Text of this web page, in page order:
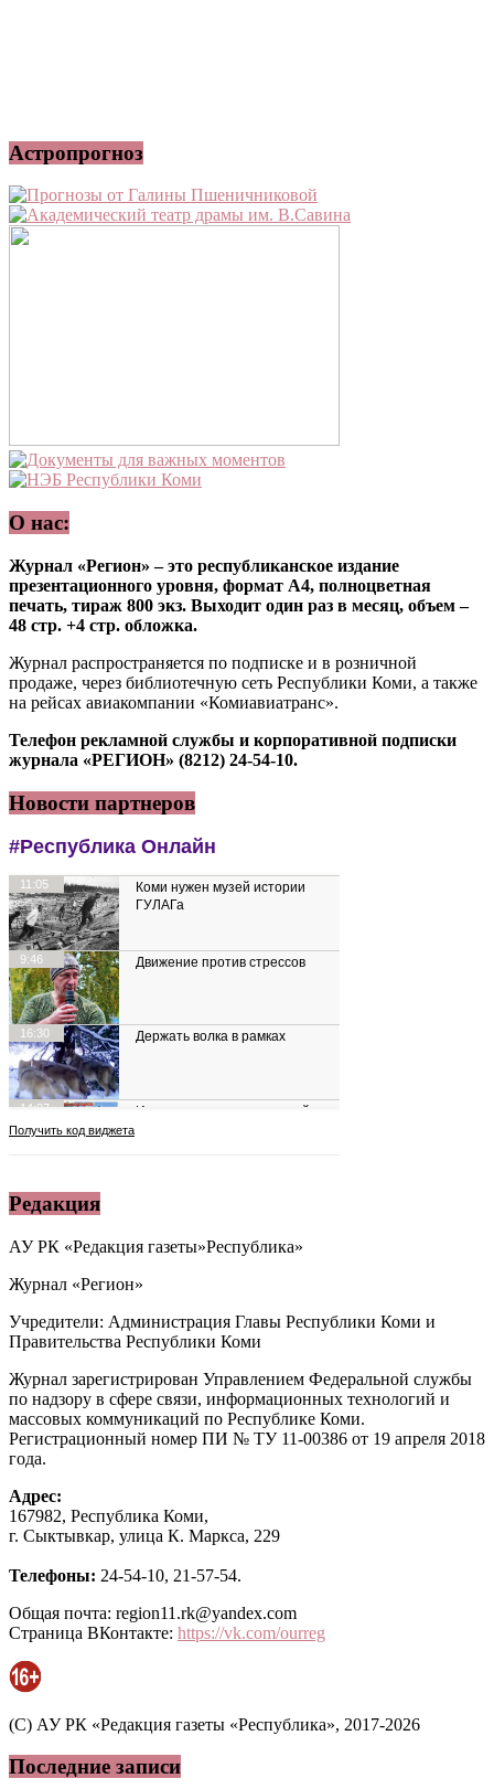
Астропрогноз
О нас:
Журнал «Регион» – это республиканское издание
презентационного уровня, формат А4, полноцветная
печать, тираж 800 экз. Выходит один раз в месяц, объем –
48 стр. +4 стр. обложка.
Журнал распространяется по подписке и в розничной
продаже, через библиотечную сеть Республики Коми, а также
на рейсах авиакомпании «Комиавиатранс».
Телефон рекламной службы и корпоративной подписки
журнала «РЕГИОН» (8212) 24-54-10.
Новости партнеров
Редакция
АУ РК «Редакция газеты»Республика»
Журнал «Регион»
Учредители: Администрация Главы Республики Коми и
Правительства Республики Коми
Журнал зарегистрирован Управлением Федеральной службы
по надзору в сфере связи, информационных технологий и
массовых коммуникаций по Республике Коми.
Регистрационный номер ПИ № ТУ 11-00386 от 19 апреля 2018
года.
Адрес:
167982, Республика Коми,
г. Сыктывкар, улица К. Маркса, 229
Телефоны: 24-54-10, 21-57-54.
Общая почта: region11.rk@yandex.com
Страница ВКонтакте: https://vk.com/ourreg
(C) АУ РК «Редакция газеты «Республика», 2017-2026
Последние записи